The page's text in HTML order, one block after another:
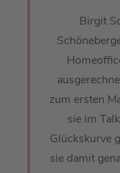
Birgit
zum ersten
sie im
Glückskurve
sie damit